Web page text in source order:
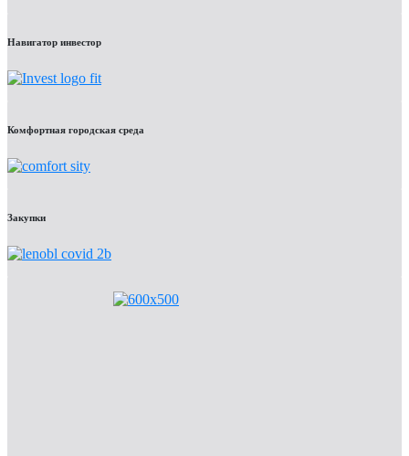
Навигатор инвестор
Комфортная городская среда
Закупки